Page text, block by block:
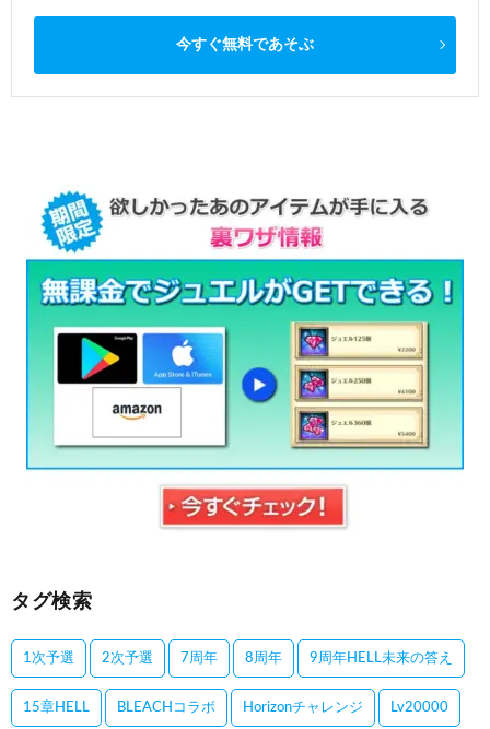
今すぐ無料であそぶ
タグ検索
1次予選 2次予選 7周年 8周年 9周年HELL未来の答え
15章HELL BLEACHコラボ Horizonチャレンジ Lv20000